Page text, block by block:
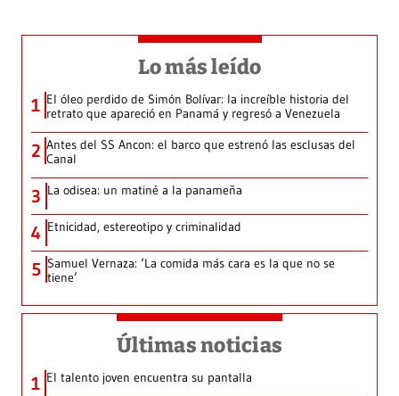
Lo más leído
1 El óleo perdido de Simón Bolívar: la increíble historia del
retrato que apareció en Panamá y regresó a Venezuela
2 Antes del SS Ancon: el barco que estrenó las esclusas del
Canal
3 La odisea: un matiné a la panameña
4 Etnicidad, estereotipo y criminalidad
5 Samuel Vernaza: ‘La comida más cara es la que no se
tiene’
Últimas noticias
1 El talento joven encuentra su pantalla​